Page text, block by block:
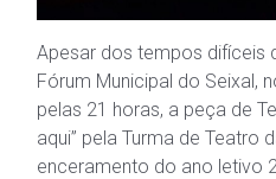
Apesar dos tempos difíceis
Fórum Municipal do Seixal,
pelas 21 horas, a peça de
aqui” pela Turma de Teatro
enceramento do ano letivo